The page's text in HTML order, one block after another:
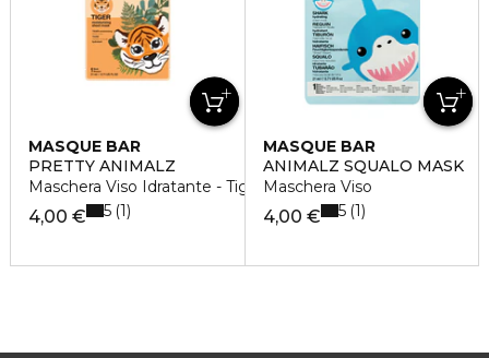
MASQUE BAR
PRETTY ANIMALZ
Maschera Viso Idratante - Tigre
4,00 € 5 1
MASQUE BAR
ANIMALZ SQUALO MASK
Maschera Viso
4,00 € 5 1